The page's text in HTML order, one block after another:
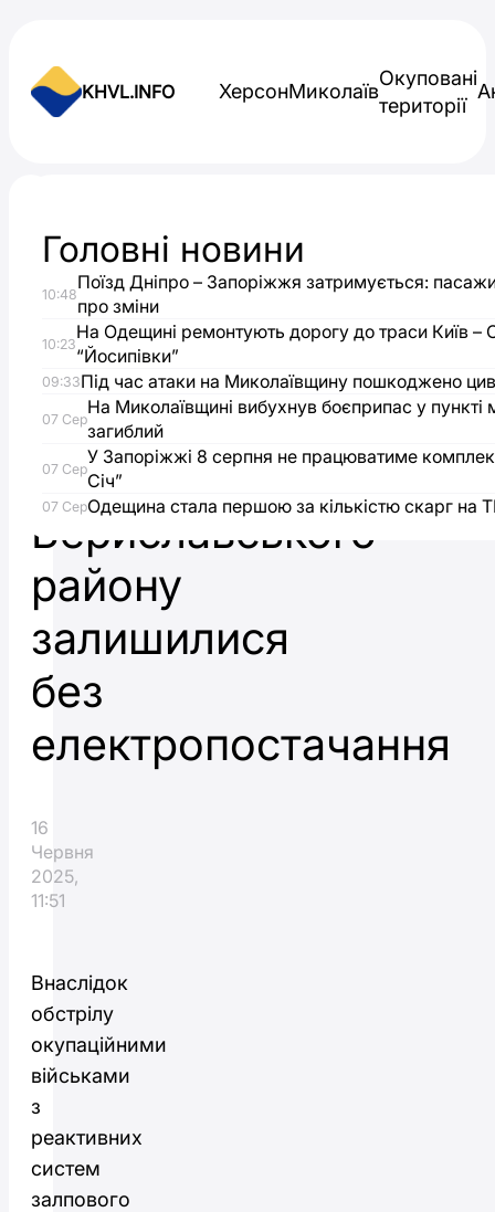
KHVL.INFO ХерсонМиколаїв
Окуповані
території
Через
ворожі
обстріли
населені
пункти
Бериславського
району
залишилися
без
електропостачання
16
Червня
2025,
11:51
Внаслідок
обстрілу
окупаційними
військами
з
реактивних
систем
залпового
Головні новини
10:48
Поїзд Дніпро – Запоріжжя затримується:
про зміни
10:23
На Одещині ремонтують дорогу до траси Київ –
“Йосипівки”
09:33Під час атаки на Миколаївщину пошкоджено
07 Сер
На Миколаївщині вибухнув боєприпас у пункті
загиблий
07 Сер
У Запоріжжі 8 серпня не працюватиме
Січ”
07 СерОдещина стала першою за кількістю скарг на